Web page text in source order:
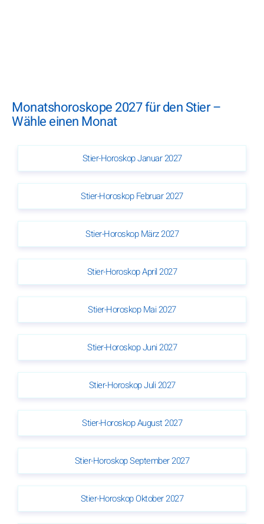
Monatshoroskope 2027 für den Stier –
Wähle einen Monat
Stier-Horoskop Januar 2027
Stier-Horoskop Februar 2027
Stier-Horoskop März 2027
Stier-Horoskop April 2027
Stier-Horoskop Mai 2027
Stier-Horoskop Juni 2027
Stier-Horoskop Juli 2027
Stier-Horoskop August 2027
Stier-Horoskop September 2027
Stier-Horoskop Oktober 2027